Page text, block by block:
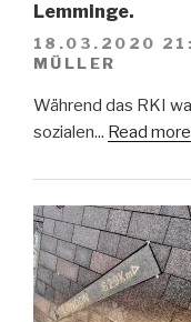
Lemminge.
18.03.2020
MÜLLER
Während das RKI
sozialen... Read